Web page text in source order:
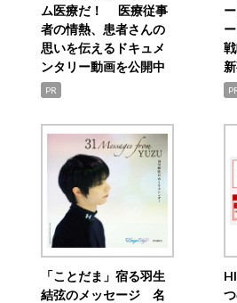
ム医療だ！ 医療従事
者の情熱、患者さんの
思いを伝えるドキュメ
ンタリー動画を公開中
PR
「ことだま」宿る羽生
結弦のメッセージ 名